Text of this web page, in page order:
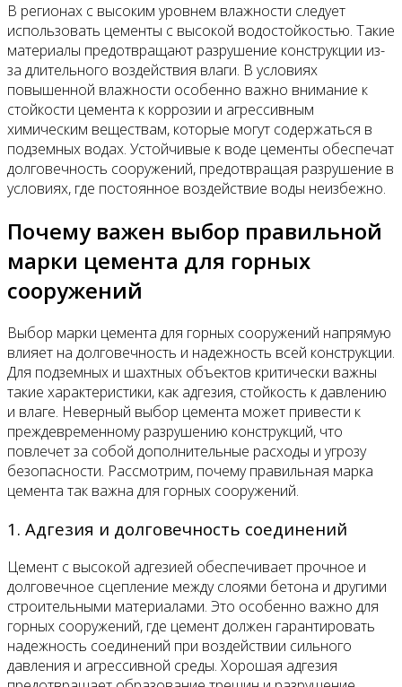
В регионах с высоким уровнем влажности следует
использовать цементы с высокой водостойкостью. Такие
материалы предотвращают разрушение конструкции из-
за длительного воздействия влаги. В условиях
повышенной влажности особенно важно внимание к
стойкости цемента к коррозии и агрессивным
химическим веществам, которые могут содержаться в
подземных водах. Устойчивые к воде цементы обеспечат
долговечность сооружений, предотвращая разрушение в
условиях, где постоянное воздействие воды неизбежно.
Почему важен выбор правильной
марки цемента для горных
сооружений
Выбор марки цемента для горных сооружений напрямую
влияет на долговечность и надежность всей конструкции.
Для подземных и шахтных объектов критически важны
такие характеристики, как адгезия, стойкость к давлению
и влаге. Неверный выбор цемента может привести к
преждевременному разрушению конструкций, что
повлечет за собой дополнительные расходы и угрозу
безопасности. Рассмотрим, почему правильная марка
цемента так важна для горных сооружений.
1. Адгезия и долговечность соединений
Цемент с высокой адгезией обеспечивает прочное и
долговечное сцепление между слоями бетона и другими
строительными материалами. Это особенно важно для
горных сооружений, где цемент должен гарантировать
надежность соединений при воздействии сильного
давления и агрессивной среды. Хорошая адгезия